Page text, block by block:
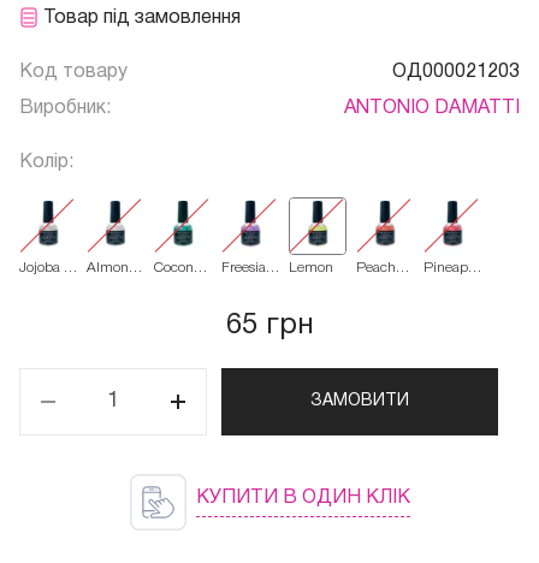
Товар під замовлення
Код товару ОД000021203
Виробник: ANTONIO DAMATTI
Колір:
Jojoba &
Almond
Coconat
Freesia
Lemon
Peach
Pineapple
65 грн
ЗАМОВИТИ
КУПИТИ В ОДИН КЛІК